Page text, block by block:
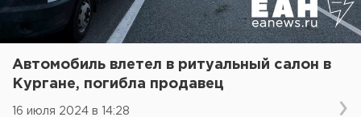
Автомобиль влетел в ритуальный салон в
Кургане, погибла продавец
16 июля 2024 в 14:28